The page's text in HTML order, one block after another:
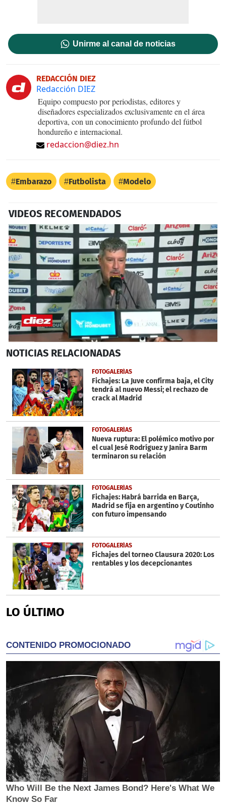
Unirme al canal de noticias
REDACCIÓN DIEZ
Redacción DIEZ
Equipo compuesto por periodistas, editores y
diseñadores especializados exclusivamente en el área
deportiva, con un conocimiento profundo del fútbol
hondureño e internacional.
redaccion@diez.hn
Embarazo Futbolista Modelo
VIDEOS RECOMENDADOS
seconds
7
minutes,
27
seconds
NOTICIAS RELACIONADAS
FOTOGALERÍAS
Fichajes: La Juve confirma baja, el City
tendrá al nuevo Messi; el rechazo de
crack al Madrid
FOTOGALERÍAS
Nueva ruptura: El polémico motivo por
el cual Jesé Rodríguez y Janira Barm
terminaron su relación
FOTOGALERÍAS
Fichajes: Habrá barrida en Barça,
Madrid se fija en argentino y Coutinho
con futuro impensando
FOTOGALERÍAS
Fichajes del torneo Clausura 2020: Los
rentables y los decepcionantes
LO ÚLTIMO